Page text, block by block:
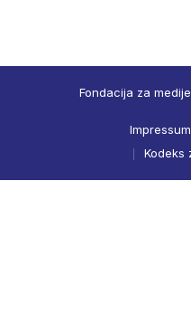
Fondacija za
Impressum
Kodeks